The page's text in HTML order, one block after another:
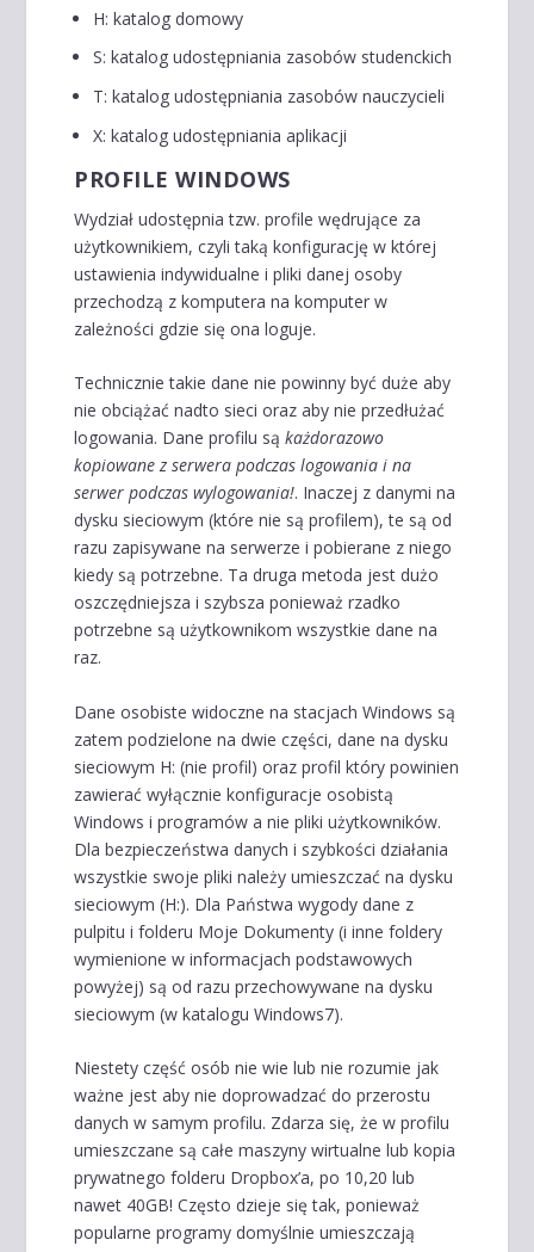
H: katalog domowy
S: katalog udostępniania zasobów studenckich
T: katalog udostępniania zasobów nauczycieli
X: katalog udostępniania aplikacji
PROFILE WINDOWS
Wydział udostępnia tzw. profile wędrujące za
użytkownikiem, czyli taką konfigurację w której
ustawienia indywidualne i pliki danej osoby
przechodzą z komputera na komputer w
zależności gdzie się ona loguje.
Technicznie takie dane nie powinny być duże aby
nie obciążać nadto sieci oraz aby nie przedłużać
logowania. Dane profilu sąkażdorazowo
kopiowane z serwera podczas logowania i na
serwer podczas wylogowania!. Inaczej z danymi na
dysku sieciowym (które nie są profilem), te są od
razu zapisywane na serwerze i pobierane z niego
kiedy są potrzebne. Ta druga metoda jest dużo
oszczędniejsza i szybsza ponieważ rzadko
potrzebne są użytkownikom wszystkie dane na
raz.
Dane osobiste widoczne na stacjach Windows są
zatem podzielone na dwie części, dane na dysku
sieciowym H: (nie profil) oraz profil który powinien
zawierać wyłącznie konfiguracje osobistą
Windows i programów a nie pliki użytkowników.
Dla bezpieczeństwa danych i szybkości działania
wszystkie swoje pliki należy umieszczać na dysku
sieciowym (H:). Dla Państwa wygody dane z
pulpitu i folderu Moje Dokumenty (i inne foldery
wymienione w informacjach podstawowych
powyżej) są od razu przechowywane na dysku
sieciowym (w katalogu Windows7).
Niestety część osób nie wie lub nie rozumie jak
ważne jest aby nie doprowadzać do przerostu
danych w samym profilu. Zdarza się, że w profilu
umieszczane są całe maszyny wirtualne lub kopia
prywatnego folderu Dropbox’a, po 10,20 lub
nawet 40GB! Często dzieje się tak, ponieważ
popularne programy domyślnie umieszczają